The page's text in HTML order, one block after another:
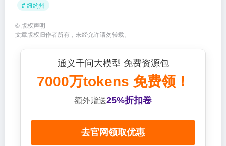
# 纽约州
© 版权声明
文章版权归作者所有，未经允许请勿转载。
通义千问大模型 免费资源包
7000万tokens 免费领！
额外赠送25%折扣卷
去官网领取优惠